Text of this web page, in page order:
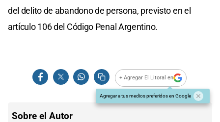
del delito de abandono de persona, previsto en el
artículo 106 del Código Penal Argentino.
+ Agregar El Litoral en
Agregar a tus medios preferidos en Google
Sobre el Autor